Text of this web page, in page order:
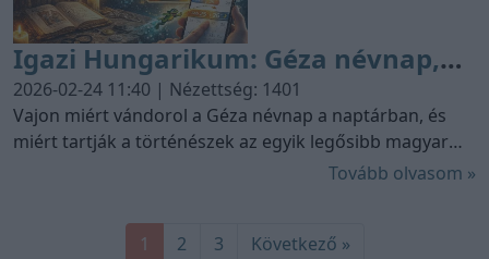
Igazi Hungarikum: Géza névnap,
szökőnapi ugrás és a „Boldog”
király legendája
2026-02-24 11:40 | Nézettség: 1401
Vajon miért vándorol a Géza névnap a naptárban, és
miért tartják a történészek az egyik legősibb magyar
méltóságnévnek? A Géza névnap (február 25.) nem
kultúra egyik tartóoszlopa. Ebben a cikkben tisztázzuk
a név eredetét, a szökőévek furcsaságait, és
Tovább olvasom »
1 2 3 Következő »